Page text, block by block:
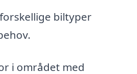
biltyper
i området med